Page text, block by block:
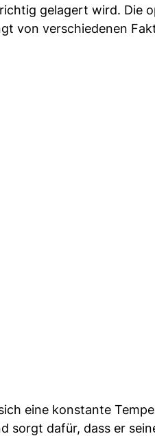
gelagert wird. Die
von verschiedenen
eine konstante
sorgt dafür, dass er